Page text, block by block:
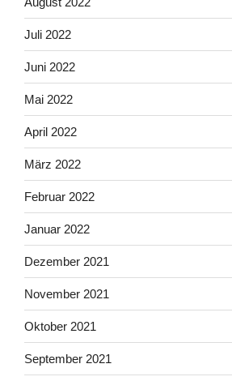
Juli 2022
Juni 2022
Mai 2022
April 2022
März 2022
Februar 2022
Januar 2022
Dezember 2021
November 2021
Oktober 2021
September 2021